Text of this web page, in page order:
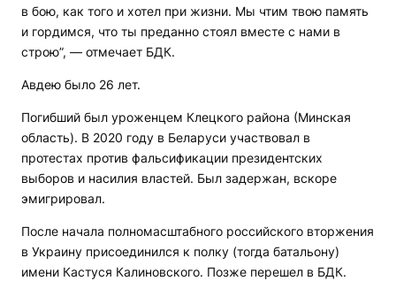
в бою, как того и хотел при жизни. Мы чтим твою память
и гордимся, что ты преданно стоял вместе с нами в
строю”, — отмечает БДК.
Авдею было 26 лет.
Погибший был уроженцем Клецкого района (Минская
область). В 2020 году в Беларуси участвовал в
протестах против фальсификации президентских
выборов и насилия властей. Был задержан, вскоре
эмигрировал.
После начала полномасштабного российского вторжения
в Украину присоединился к полку (тогда батальону)
имени Кастуся Калиновского. Позже перешел в БДК.